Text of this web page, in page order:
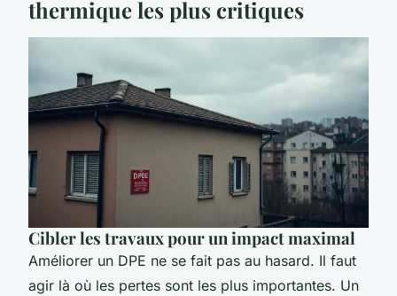
thermique les plus critiques
Cibler les travaux pour un impact maximal
Améliorer un DPE ne se fait pas au hasard. Il faut
agir là où les pertes sont les plus importantes. Un